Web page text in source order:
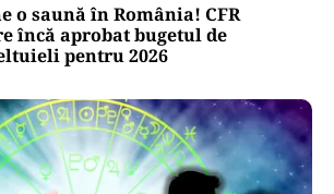
o saună în România! CFR
încă aprobat bugetul de
pentru 2026